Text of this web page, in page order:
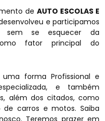
de AUTO ESCOLAS E
e participamos
sem se esquecer da
fator principal do
forma Profissional e
e também
além dos citados, como
de carros e motos. Saiba
Teremos prazer em